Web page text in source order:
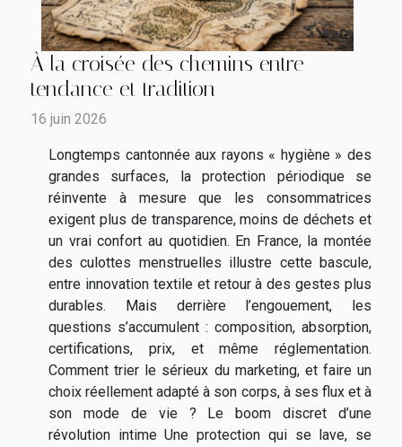
À la croisée des chemins entre
tendance et tradition
16 juin 2026
Longtemps cantonnée aux rayons « hygiène » des
grandes surfaces, la protection périodique se
réinvente à mesure que les consommatrices
exigent plus de transparence, moins de déchets et
un vrai confort au quotidien. En France, la montée
des culottes menstruelles illustre cette bascule,
entre innovation textile et retour à des gestes plus
durables. Mais derrière l’engouement, les
questions s’accumulent : composition, absorption,
certifications, prix, et même réglementation.
Comment trier le sérieux du marketing, et faire un
choix réellement adapté à son corps, à ses flux et à
son mode de vie ? Le boom discret d’une
révolution intime Une protection qui se lave, se